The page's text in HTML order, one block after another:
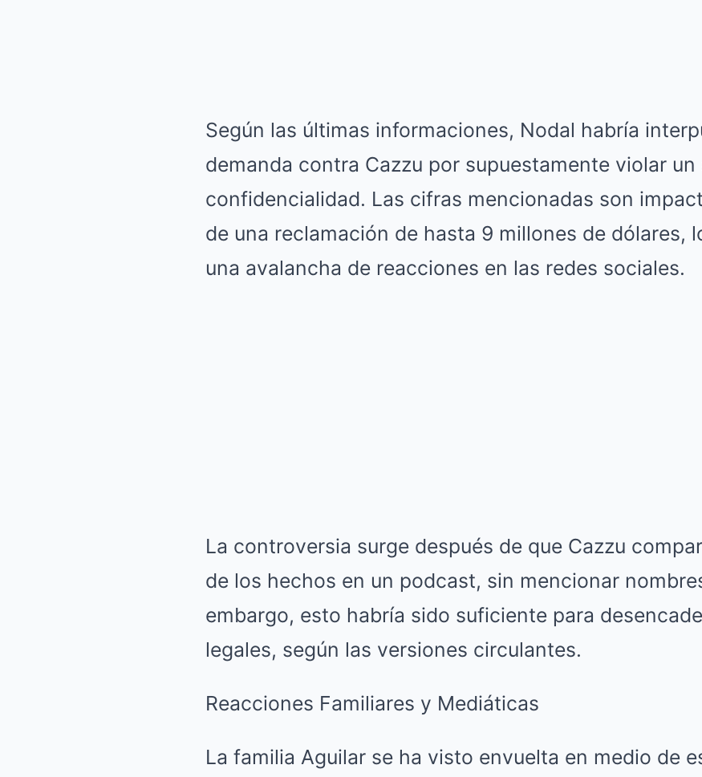
Según las últimas informaciones, Nodal habría
demanda contra Cazzu por supuestamente violar un
confidencialidad. Las cifras mencionadas son
de una reclamación de hasta 9 millones de dólares,
una avalancha de reacciones en las redes sociales.
La controversia surge después de que Cazzu
de los hechos en un podcast, sin mencionar
embargo, esto habría sido suficiente para
legales, según las versiones circulantes.
Reacciones Familiares y Mediáticas
La familia Aguilar se ha visto envuelta en medio de